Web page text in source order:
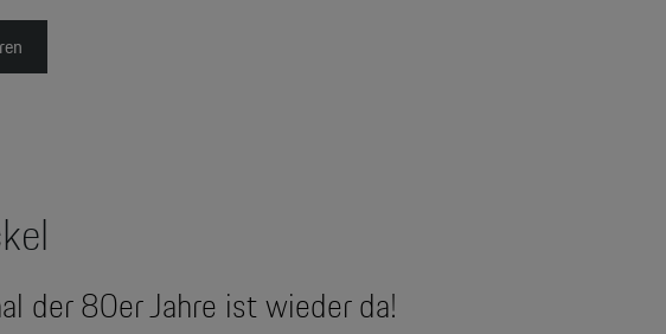
der 80er Jahre ist wieder da!